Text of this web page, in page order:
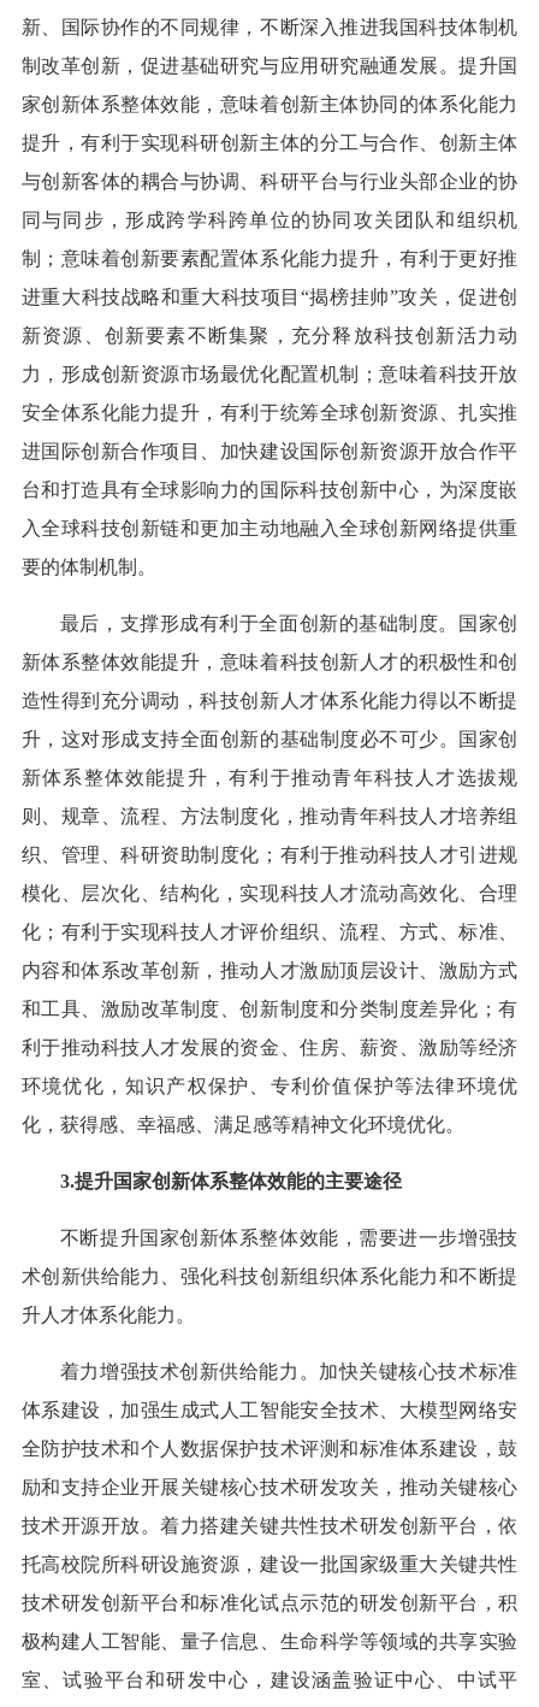
新、国际协作的不同规律，不断深入推进我国科技体制机
制改革创新，促进基础研究与应用研究融通发展。提升国
家创新体系整体效能，意味着创新主体协同的体系化能力
提升，有利于实现科研创新主体的分工与合作、创新主体
与创新客体的耦合与协调、科研平台与行业头部企业的协
同与同步，形成跨学科跨单位的协同攻关团队和组织机
制；意味着创新要素配置体系化能力提升，有利于更好推
进重大科技战略和重大科技项目“揭榜挂帅”攻关，促进创
新资源、创新要素不断集聚，充分释放科技创新活力动
力，形成创新资源市场最优化配置机制；意味着科技开放
安全体系化能力提升，有利于统筹全球创新资源、扎实推
进国际创新合作项目、加快建设国际创新资源开放合作平
台和打造具有全球影响力的国际科技创新中心，为深度嵌
入全球科技创新链和更加主动地融入全球创新网络提供重
要的体制机制。
最后，支撑形成有利于全面创新的基础制度。国家创
新体系整体效能提升，意味着科技创新人才的积极性和创
造性得到充分调动，科技创新人才体系化能力得以不断提
升，这对形成支持全面创新的基础制度必不可少。国家创
新体系整体效能提升，有利于推动青年科技人才选拔规
则、规章、流程、方法制度化，推动青年科技人才培养组
织、管理、科研资助制度化；有利于推动科技人才引进规
模化、层次化、结构化，实现科技人才流动高效化、合理
化；有利于实现科技人才评价组织、流程、方式、标准、
内容和体系改革创新，推动人才激励顶层设计、激励方式
和工具、激励改革制度、创新制度和分类制度差异化；有
利于推动科技人才发展的资金、住房、薪资、激励等经济
环境优化，知识产权保护、专利价值保护等法律环境优
化，获得感、幸福感、满足感等精神文化环境优化。
3.提升国家创新体系整体效能的主要途径
不断提升国家创新体系整体效能，需要进一步增强技
术创新供给能力、强化科技创新组织体系化能力和不断提
升人才体系化能力。
着力增强技术创新供给能力。加快关键核心技术标准
体系建设，加强生成式人工智能安全技术、大模型网络安
全防护技术和个人数据保护技术评测和标准体系建设，鼓
励和支持企业开展关键核心技术研发攻关，推动关键核心
技术开源开放。着力搭建关键共性技术研发创新平台，依
托高校院所科研设施资源，建设一批国家级重大关键共性
技术研发创新平台和标准化试点示范的研发创新平台，积
极构建人工智能、量子信息、生命科学等领域的共享实验
室、试验平台和研发中心，建设涵盖验证中心、中试平